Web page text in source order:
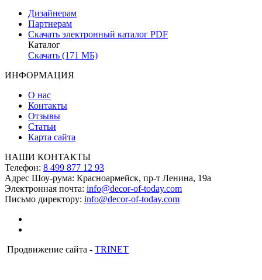
Дизайнерам
Партнерам
Скачать электронный каталог PDF
Каталог
Скачать (171 МБ)
ИНФОРМАЦИЯ
О нас
Контакты
Отзывы
Статьи
Карта сайта
НАШИ КОНТАКТЫ
Телефон: 8 499 877 12 93
Адрес Шоу-рума: Красноармейск, пр-т Ленина, 19а
Электронная почта: info@decor-of-today.com
Письмо директору: info@decor-of-today.com
Продвижение сайта - TRINET